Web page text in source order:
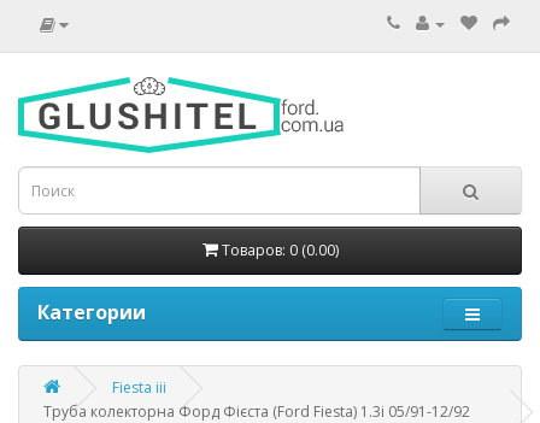
Товаров: 0 (0.00)
Категории
Fiesta iii
Труба колекторна Форд Фієста (Ford Fiesta) 1.3i 05/91-12/92